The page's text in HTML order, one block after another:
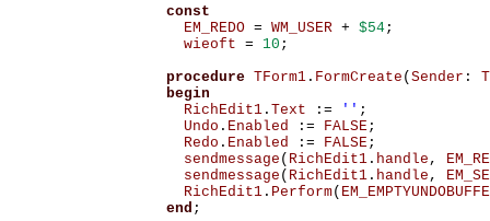
const
EM_REDO = WM_USER + $54;
wieoft = 10 ;
procedure TForm1. FormCreate ( Sender :
begin
RichEdit1. Text := '' ;
Undo . Enabled := FALSE;
Redo . Enabled := FALSE;
sendmessage ( RichEdit1. handle ,
sendmessage ( RichEdit1. handle ,
RichEdit1. Perform(
end ;